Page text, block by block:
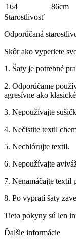
164
86cm
Starostlivosť
Odporúčaná
Skôr ako vyperiete
1. Šaty je potrebné
2. Odporúčame
agresívne ako
3. Nepoužívajte
4. Nečistite textil
5. Nechlórujte textil.
6. Nepoužívajte
7. Nenamáčajte textil
8. Po vypratí šaty
Tieto pokyny sú len
Ďalšie informácie